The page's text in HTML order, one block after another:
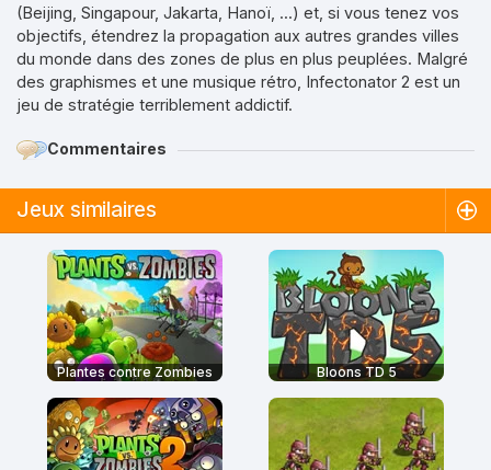
(Beijing, Singapour, Jakarta, Hanoï, ...) et, si vous tenez vos
objectifs, étendrez la propagation aux autres grandes villes
du monde dans des zones de plus en plus peuplées. Malgré
des graphismes et une musique rétro, Infectonator 2 est un
jeu de stratégie terriblement addictif.
Commentaires
Jeux similaires
Plantes contre Zombies Bloons TD 5